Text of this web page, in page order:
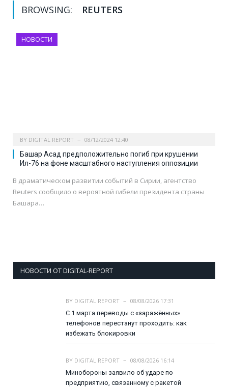
BROWSING: REUTERS
НОВОСТИ
BY DIGITAL REPORT 08/12/2024 12:40
Башар Асад предположительно погиб при крушении
Ил-76 на фоне масштабного наступления оппозиции
В драматическом развитии событий в Сирии, агентство
Reuters сообщило о вероятной гибели президента страны
Башара…
НОВОСТИ ОТ DIGITAL-REPORT
BY DIGITAL REPORT
08/08/2026 17:31
С 1 марта переводы с «заражённых»
телефонов перестанут проходить: как
избежать блокировки
BY DIGITAL REPORT
08/08/2026 16:14
Минобороны заявило об ударе по
предприятию, связанному с ракетой